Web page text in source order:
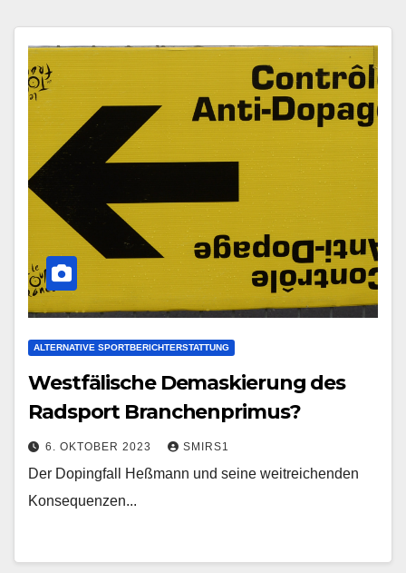
ALTERNATIVE SPORTBERICHTERSTATTUNG
Westfälische Demaskierung des
Radsport Branchenprimus?
6. OKTOBER 2023 SMIRS1
Der Dopingfall Heßmann und seine weitreichenden
Konsequenzen...